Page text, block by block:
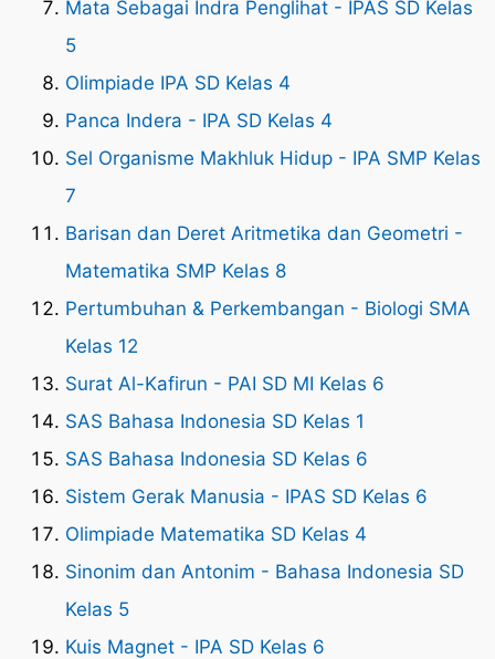
Mata Sebagai Indra Penglihat - IPAS SD Kelas
5
Olimpiade IPA SD Kelas 4
Panca Indera - IPA SD Kelas 4
Sel Organisme Makhluk Hidup - IPA SMP Kelas
7
Barisan dan Deret Aritmetika dan Geometri -
Matematika SMP Kelas 8
Pertumbuhan & Perkembangan - Biologi SMA
Kelas 12
Surat Al-Kafirun - PAI SD MI Kelas 6
SAS Bahasa Indonesia SD Kelas 1
SAS Bahasa Indonesia SD Kelas 6
Sistem Gerak Manusia - IPAS SD Kelas 6
Olimpiade Matematika SD Kelas 4
Sinonim dan Antonim - Bahasa Indonesia SD
Kelas 5
Kuis Magnet - IPA SD Kelas 6